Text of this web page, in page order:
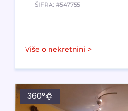
ŠIFRA: #547755
Više o nekretnini >
360°